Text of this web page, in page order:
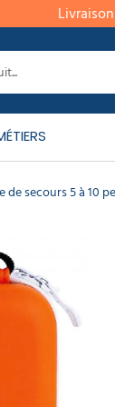
de secours 5 à 10